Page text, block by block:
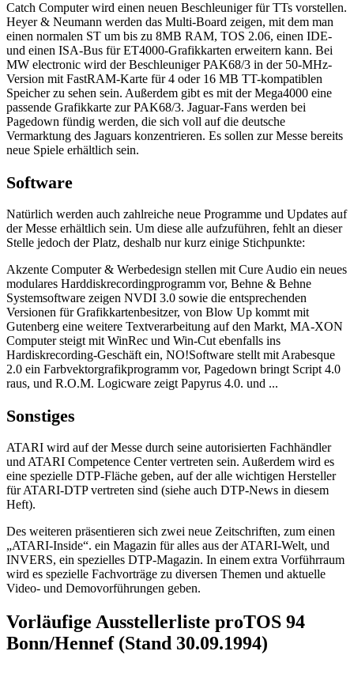
Catch Computer wird einen neuen Beschleuniger für TTs vorstellen.
Heyer & Neumann werden das Multi-Board zeigen, mit dem man
einen normalen ST um bis zu 8MB RAM, TOS 2.06, einen IDE-
und einen ISA-Bus für ET4000-Grafikkarten erweitern kann. Bei
MW electronic wird der Beschleuniger PAK68/3 in der 50-MHz-
Version mit FastRAM-Karte für 4 oder 16 MB TT-kompatiblen
Speicher zu sehen sein. Außerdem gibt es mit der Mega4000 eine
passende Grafikkarte zur PAK68/3. Jaguar-Fans werden bei
Pagedown fündig werden, die sich voll auf die deutsche
Vermarktung des Jaguars konzentrieren. Es sollen zur Messe bereits
neue Spiele erhältlich sein.
Software
Natürlich werden auch zahlreiche neue Programme und Updates auf
der Messe erhältlich sein. Um diese alle aufzuführen, fehlt an dieser
Stelle jedoch der Platz, deshalb nur kurz einige Stichpunkte:
Akzente Computer & Werbedesign stellen mit Cure Audio ein neues
modulares Harddiskrecordingprogramm vor, Behne & Behne
Systemsoftware zeigen NVDI 3.0 sowie die entsprechenden
Versionen für Grafikkartenbesitzer, von Blow Up kommt mit
Gutenberg eine weitere Textverarbeitung auf den Markt, MA-XON
Computer steigt mit WinRec und Win-Cut ebenfalls ins
Hardiskrecording-Geschäft ein, NO!Software stellt mit Arabesque
2.0 ein Farbvektorgrafikprogramm vor, Pagedown bringt Script 4.0
raus, und R.O.M. Logicware zeigt Papyrus 4.0. und ...
Sonstiges
ATARI wird auf der Messe durch seine autorisierten Fachhändler
und ATARI Competence Center vertreten sein. Außerdem wird es
eine spezielle DTP-Fläche geben, auf der alle wichtigen Hersteller
für ATARI-DTP vertreten sind (siehe auch DTP-News in diesem
Heft).
Des weiteren präsentieren sich zwei neue Zeitschriften, zum einen
„ATARI-Inside“. ein Magazin für alles aus der ATARI-Welt, und
INVERS, ein spezielles DTP-Magazin. In einem extra Vorführraum
wird es spezielle Fachvorträge zu diversen Themen und aktuelle
Video- und Demovorführungen geben.
Vorläufige Ausstellerliste proTOS 94
Bonn/Hennef (Stand 30.09.1994)